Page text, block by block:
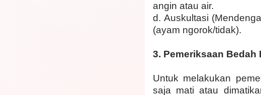
angin atau air.
d. Auskultasi
(ayam ngorok/tidak).
3. Pemeriksaan Bedah
Untuk melakukan
saja mati atau